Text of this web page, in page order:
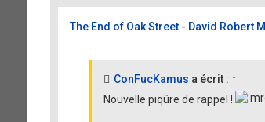
The End of Oak Street - David Robert
ConFucKamus a écrit : ↑
Nouvelle piqûre de rappel !